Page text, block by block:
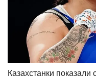
Казахстанки